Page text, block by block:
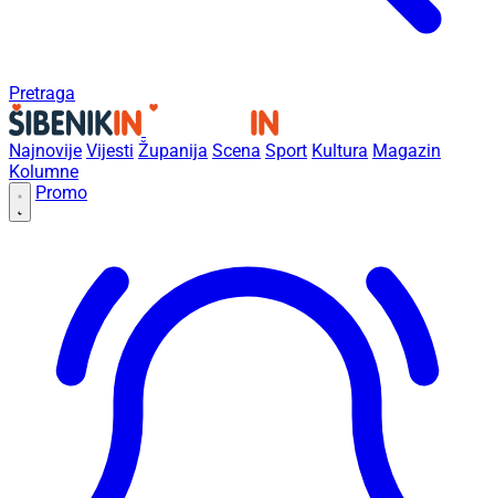
Pretraga
Najnovije Vijesti Županija Scena Sport Kultura Magazin
Kolumne
Promo